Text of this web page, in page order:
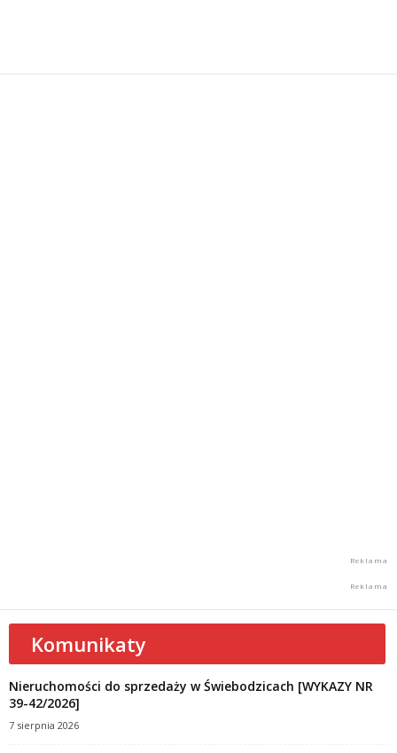
Komunikaty
Nieruchomości do sprzedaży w Świebodzicach [WYKAZY NR
39-42/2026]
7 sierpnia 2026